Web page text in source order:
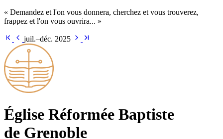
« Demandez et l'on vous donnera, cherchez et vous trouverez,
frappez et l'on vous ouvrira... »
juil.–déc. 2025
Église Ré­for­mée Bap­tiste
de Grenoble